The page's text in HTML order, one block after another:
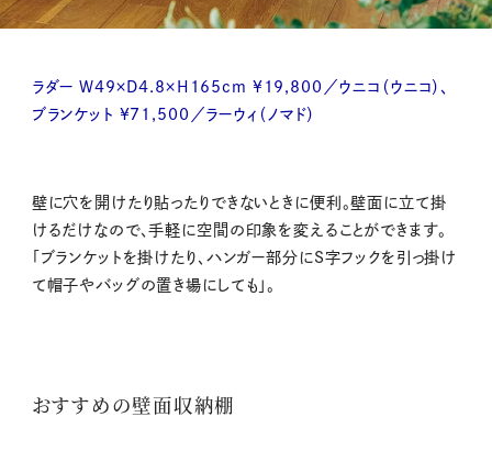
ラダー W49×D4.8×H165cm ¥19,800／ウニコ（ウニコ）、
ブランケット ¥71,500／ラーウィ（ノマド）
壁に穴を開けたり貼ったりできないときに便利。壁面に立て掛
けるだけなので、手軽に空間の印象を変えることができます。
「ブランケットを掛けたり、ハンガー部分にS字フックを引っ掛け
て帽子やバッグの置き場にしても」。
おすすめの壁面収納棚